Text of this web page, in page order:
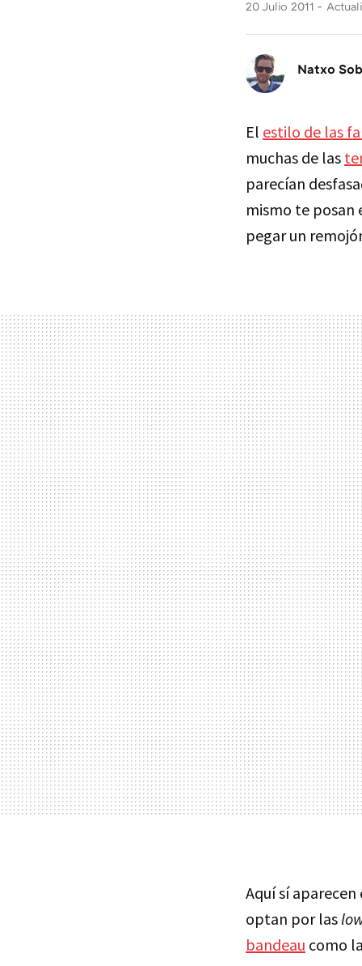
20 Julio 2011
Natxo
El estilo de las
muchas de las
parecían
mismo te posan
pegar un
Aquí sí
optan por las
bandeau como